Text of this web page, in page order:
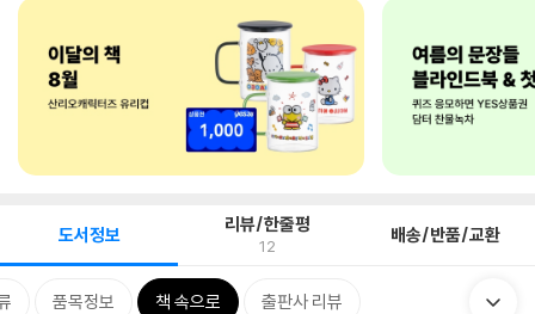
도서정보 리뷰/한줄평
12 배송/반품/교환
품목정보 책 속으로 출판사 리뷰